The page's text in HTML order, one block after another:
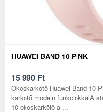
HUAWEI BAND 10 PINK
15 990 Ft
Okoskarkötő Huawei Band 10
karkötő modern funkciókkalA
10 okoskarkötő a ...